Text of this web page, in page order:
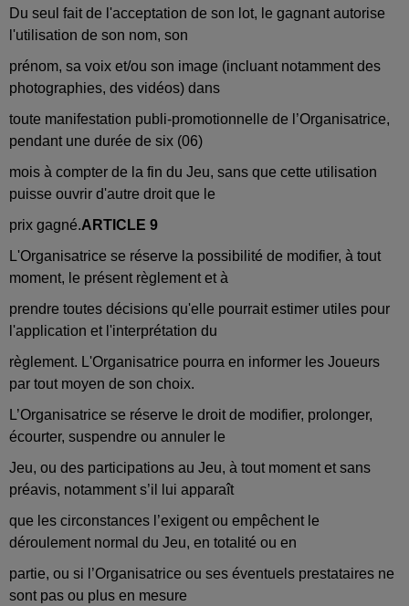
Du seul fait de l'acceptation de son lot, le gagnant autorise
l'utilisation de son nom, son
prénom, sa voix et/ou son image (incluant notamment des
photographies, des vidéos) dans
toute manifestation publi-promotionnelle de l’Organisatrice,
pendant une durée de six (06)
mois à compter de la fin du Jeu, sans que cette utilisation
puisse ouvrir d'autre droit que le
prix gagné.ARTICLE 9
L'Organisatrice se réserve la possibilité de modifier, à tout
moment, le présent règlement et à
prendre toutes décisions qu'elle pourrait estimer utiles pour
l'application et l'interprétation du
règlement. L'Organisatrice pourra en informer les Joueurs
par tout moyen de son choix.
L’Organisatrice se réserve le droit de modifier, prolonger,
écourter, suspendre ou annuler le
Jeu, ou des participations au Jeu, à tout moment et sans
préavis, notamment s’il lui apparaît
que les circonstances l’exigent ou empêchent le
déroulement normal du Jeu, en totalité ou en
partie, ou si l’Organisatrice ou ses éventuels prestataires ne
sont pas ou plus en mesure